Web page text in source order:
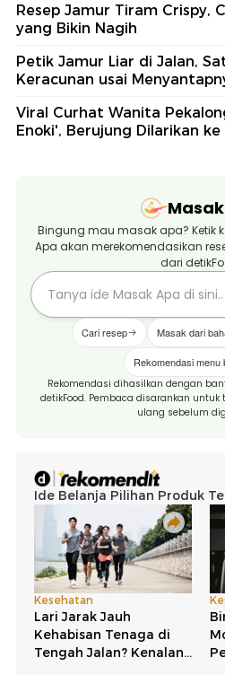
Resep Jamur Tiram Crispy,
yang Bikin Nagih
Petik Jamur Liar di Jalan,
Keracunan usai
Viral Curhat Wanita
Enoki', Berujung Dilarikan ke
Bingung mau masak apa? Ketik
Apa akan merekomendasikan
dari
Cari resep Masak dari
Rekomendasi menu
Rekomendasi dihasilkan dengan
detikFood. Pembaca disarankan
ulang sebelum